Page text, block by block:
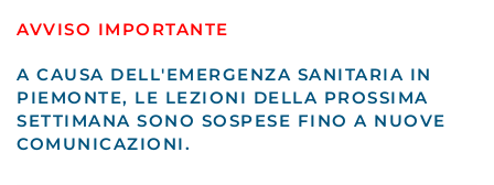
AVVISO IMPORTANTE
A CAUSA DELL'EMERGENZA SANITARIA IN
PIEMONTE, LE LEZIONI DELLA PROSSIMA
SETTIMANA SONO SOSPESE FINO A NUOVE
COMUNICAZIONI.